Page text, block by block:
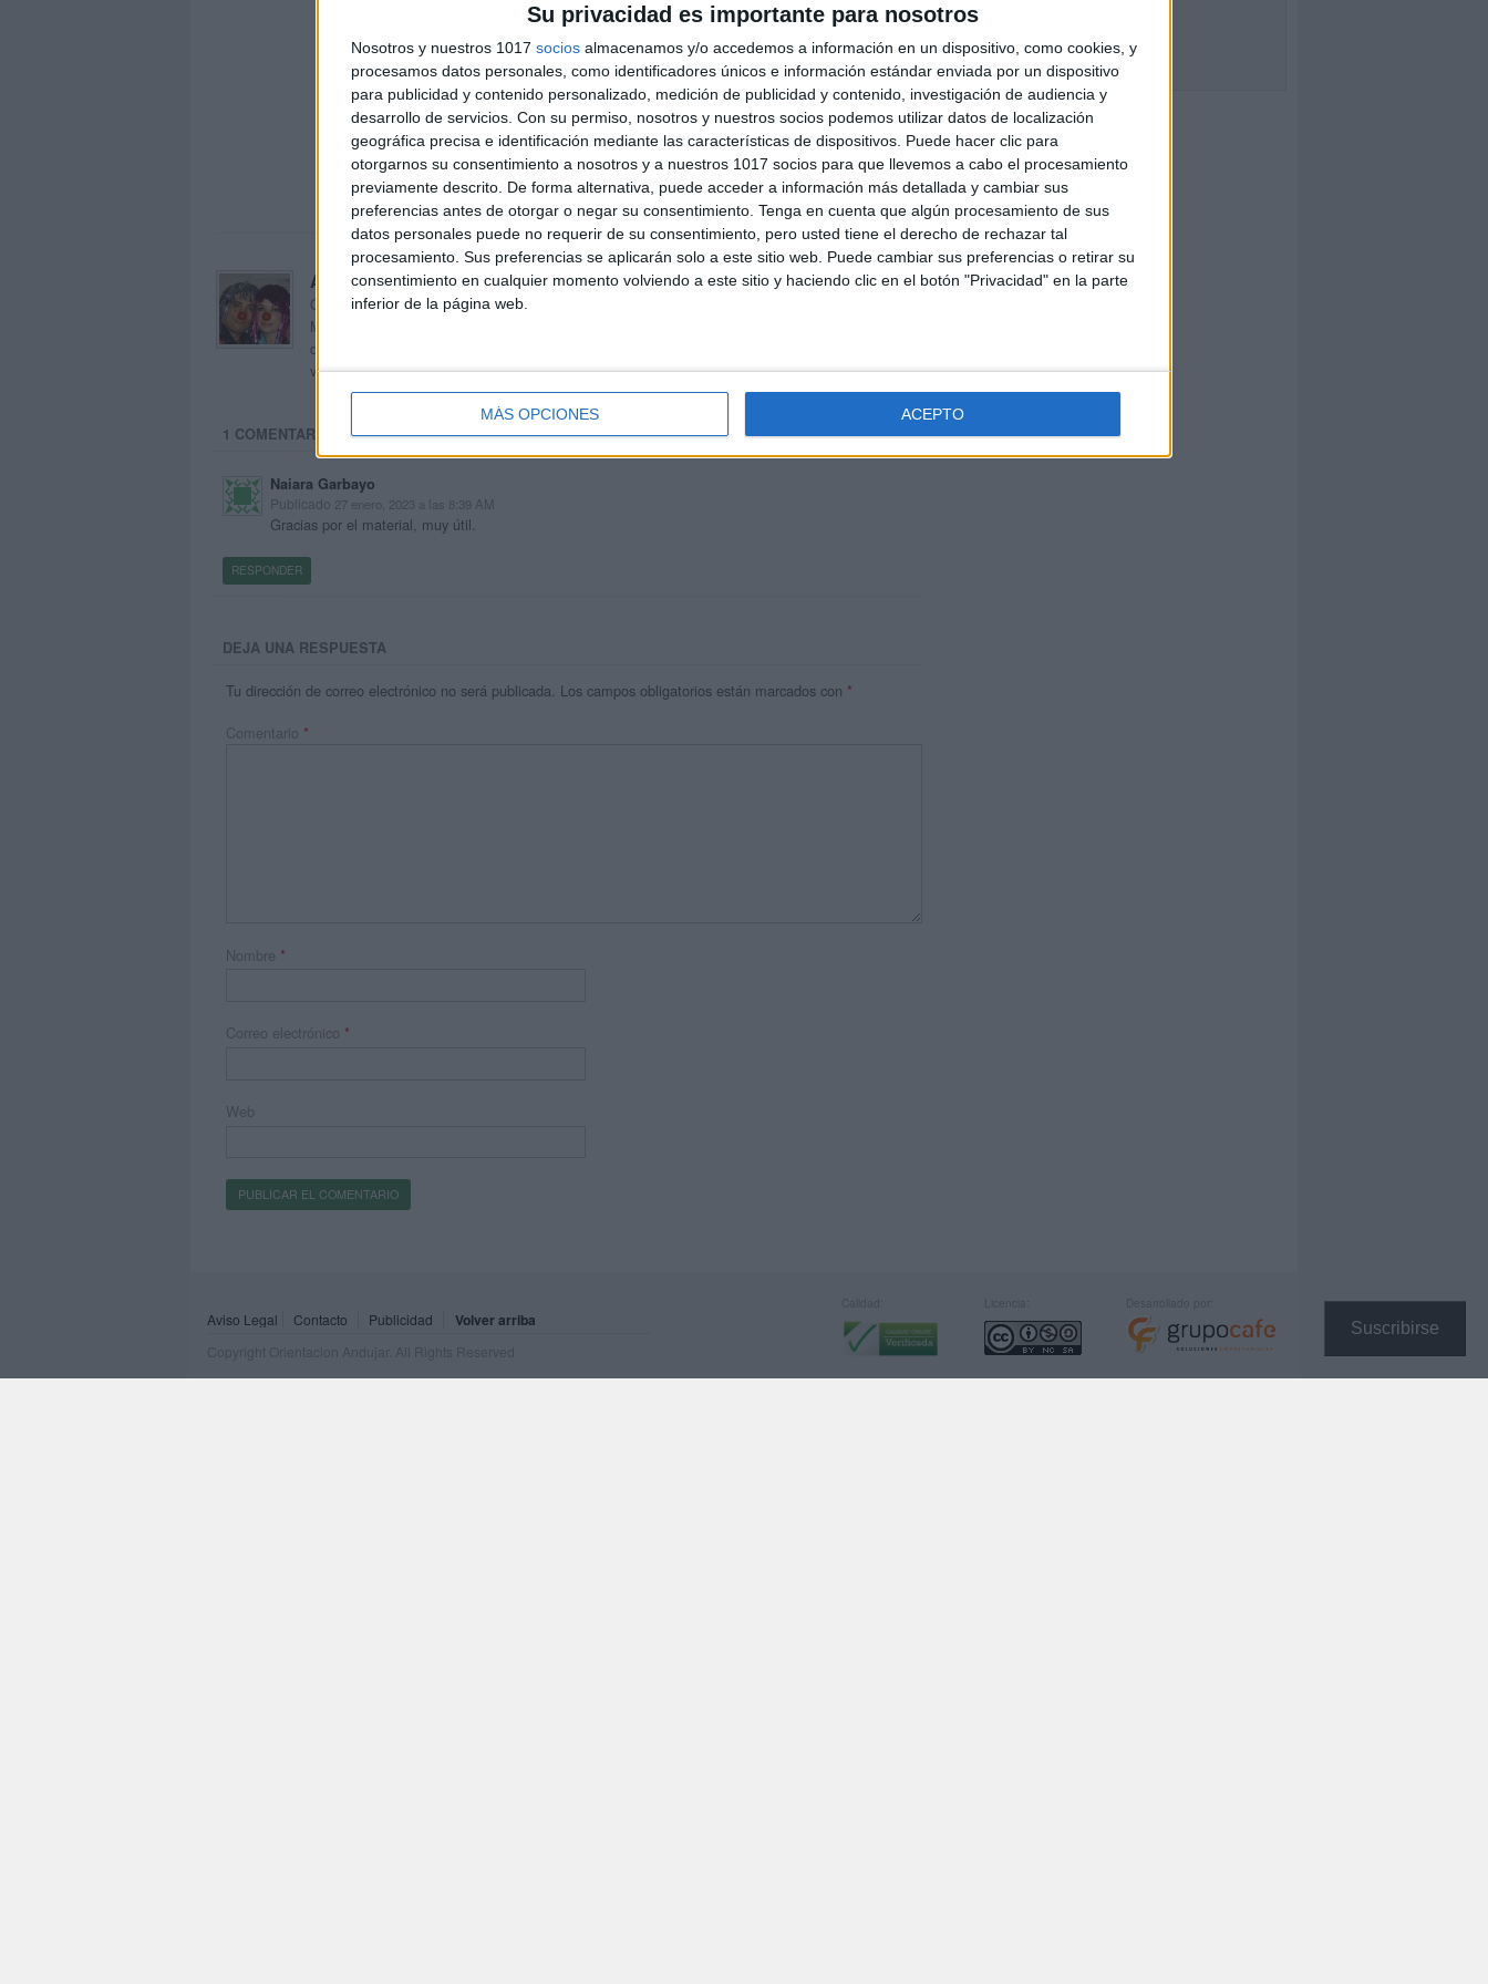
Su privacidad es importante para nosotros
Nosotros y nuestros 1017 socios almacenamos y/o accedemos a información en un dispositivo, como cookies, y
procesamos datos personales, como identificadores únicos e información estándar enviada por un dispositivo
para publicidad y contenido personalizado, medición de publicidad y contenido, investigación de audiencia y
desarrollo de servicios. Con su permiso, nosotros y nuestros socios podemos utilizar datos de localización
geográfica precisa e identificación mediante las características de dispositivos. Puede hacer clic para
otorgarnos su consentimiento a nosotros y a nuestros 1017 socios para que llevemos a cabo el procesamiento
previamente descrito. De forma alternativa, puede acceder a información más detallada y cambiar sus
preferencias antes de otorgar o negar su consentimiento. Tenga en cuenta que algún procesamiento de sus
datos personales puede no requerir de su consentimiento, pero usted tiene el derecho de rechazar tal
procesamiento. Sus preferencias se aplicarán solo a este sitio web. Puede cambiar sus preferencias o retirar su
consentimiento en cualquier momento volviendo a este sitio y haciendo clic en el botón "Privacidad" en la parte
inferior de la página web.
MÁS OPCIONES ACEPTO
Suscribirse
Acerca de orientacionandujar
Orientación Andújar no es solo un blog, es la apuesta personal de dos profesores Ginés y
Maribel, que además de ser pareja, son los encargados de los contenidos que encontramos
dentro del blog y en el cual, vuelcan la mayor parte del tiempo, que sus tareas como docentes, y
voluntarios en sus meses de verano les permite.
1 COMENTARIO
Naiara Garbayo
Publicado 27 enero, 2023 a las 8:39 AM
Gracias por el material, muy útil.
RESPONDER
DEJA UNA RESPUESTA
Tu dirección de correo electrónico no será publicada. Los campos obligatorios están marcados con *
Comentario *
Nombre *
Correo electrónico *
Web
Aviso Legal Contacto Publicidad Volver arriba